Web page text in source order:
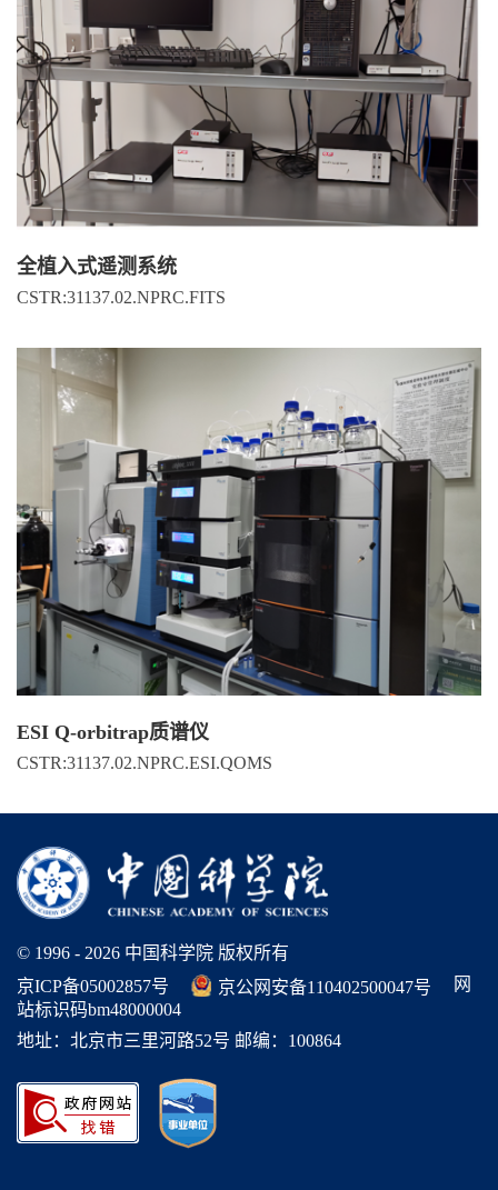
全植入式遥测系统
CSTR:31137.02.NPRC.FITS
ESI Q-orbitrap质谱仪
CSTR:31137.02.NPRC.ESI.QOMS
© 1996 - 2026 中国科学院 版权所有
京ICP备05002857号
京公网安备110402500047号
网
站标识码bm48000004
地址：北京市三里河路52号 邮编：100864